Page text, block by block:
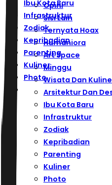
Ibu Kota Baru
Infrastruktur
Zodiak
Kepribadian
Parenting
Kuliner
Photo
Opini
Sisi Lain
Ternyata Hoax
Humaniora
Art Space
Minggu
Wisata Dan
Arsitektur Dan
Ibu Kota Baru
Infrastruktur
Zodiak
Kepribadian
Parenting
Kuliner
Photo